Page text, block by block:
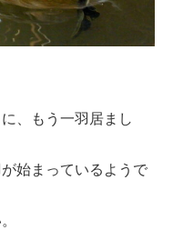
、もう一羽居まし
始まっているようで